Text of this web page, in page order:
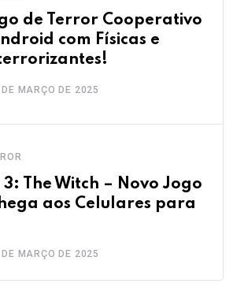
de Terror Cooperativo
com Físicas e
MARÇO DE 2025
The Witch – Novo Jogo
aos Celulares para
MARÇO DE 2025